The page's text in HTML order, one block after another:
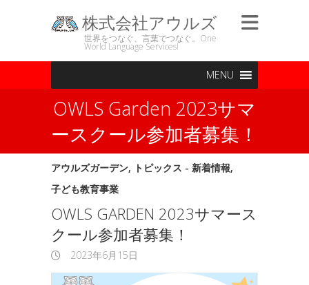
株式会社アウルズ
世界をつなぐ、言葉でつなぐ。One
World Language Services!
MENU
OWLS Garden 2023サマ
ースクール参加者募集！
アウルズガーデン, トピックス - 新着情報,
子ども教育事業
OWLS GARDEN 2023サマース
クール参加者募集！
2023年6月15日